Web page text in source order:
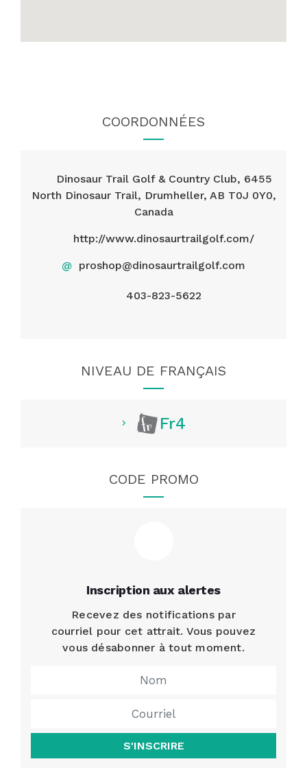
COORDONNÉES
Dinosaur Trail Golf & Country Club, 6455
North Dinosaur Trail, Drumheller, AB T0J 0Y0,
Canada
http://www.dinosaurtrailgolf.com/
@ proshop@dinosaurtrailgolf.com
403-823-5622
NIVEAU DE FRANÇAIS
Fr4
CODE PROMO
Inscription aux alertes
Recevez des notifications par
courriel pour cet attrait. Vous pouvez
vous désabonner à tout moment.
S'INSCRIRE